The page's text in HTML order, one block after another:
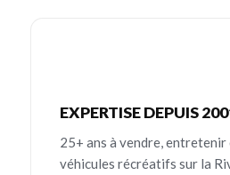
EXPERTISE DEPUIS
25+ ans à vendre, entretenir
véhicules récréatifs sur la